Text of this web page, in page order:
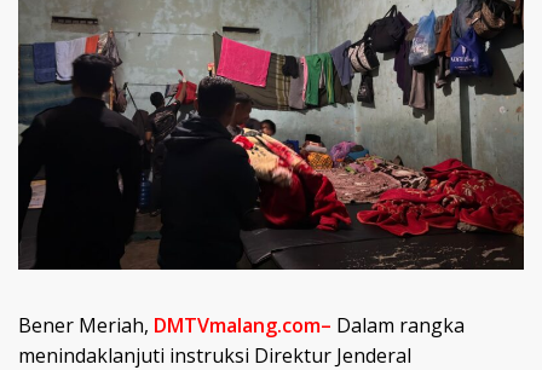
Bener Meriah, DMTVmalang.com– Dalam rangka
menindaklanjuti instruksi Direktur Jenderal